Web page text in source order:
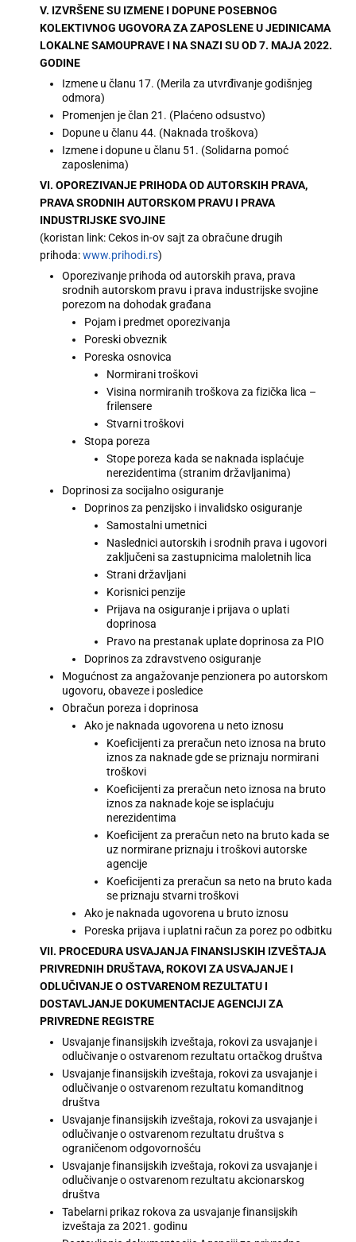
V. IZVRŠENE SU IZMENE I DOPUNE POSEBNOG
KOLEKTIVNOG UGOVORA ZA ZAPOSLENE U JEDINICAMA
LOKALNE SAMOUPRAVE I NA SNAZI SU OD 7. MAJA 2022.
GODINE
Izmene u članu 17. (Merila za utvrđivanje godišnjeg
odmora)
Promenjen je član 21. (Plaćeno odsustvo)
Dopune u članu 44. (Naknada troškova)
Izmene i dopune u članu 51. (Solidarna pomoć
zaposlenima)
VI. OPOREZIVANJE PRIHODA OD AUTORSKIH PRAVA,
PRAVA SRODNIH AUTORSKOM PRAVU I PRAVA
INDUSTRIJSKE SVOJINE
(koristan link: Cekos in-ov sajt za obračune drugih
prihoda:www.prihodi.rs)
Oporezivanje prihoda od autorskih prava, prava
srodnih autorskom pravu i prava industrijske svojine
porezom na dohodak građana
Pojam i predmet oporezivanja
Poreski obveznik
Poreska osnovica
Normirani troškovi
Visina normiranih troškova za fizička lica –
frilensere
Stvarni troškovi
Stopa poreza
Stope poreza kada se naknada isplaćuje
nerezidentima (stranim državljanima)
Doprinosi za socijalno osiguranje
Doprinos za penzijsko i invalidsko osiguranje
Samostalni umetnici
Naslednici autorskih i srodnih prava i ugovori
zaključeni sa zastupnicima maloletnih lica
Strani državljani
Korisnici penzije
Prijava na osiguranje i prijava o uplati
doprinosa
Pravo na prestanak uplate doprinosa za PIO
Doprinos za zdravstveno osiguranje
Mogućnost za angažovanje penzionera po autorskom
ugovoru, obaveze i posledice
Obračun poreza i doprinosa
Ako je naknada ugovorena u neto iznosu
Koeficijenti za preračun neto iznosa na bruto
iznos za naknade gde se priznaju normirani
troškovi
Koeficijenti za preračun neto iznosa na bruto
iznos za naknade koje se isplaćuju
nerezidentima
Koeficijent za preračun neto na bruto kada se
uz normirane priznaju i troškovi autorske
agencije
Koeficijenti za preračun sa neto na bruto kada
se priznaju stvarni troškovi
Ako je naknada ugovorena u bruto iznosu
Poreska prijava i uplatni račun za porez po odbitku
VII. PROCEDURA USVAJANJA FINANSIJSKIH IZVEŠTAJA
PRIVREDNIH DRUŠTAVA, ROKOVI ZA USVAJANJE I
ODLUČIVANJE O OSTVARENOM REZULTATU I
DOSTAVLJANJE DOKUMENTACIJE AGENCIJI ZA
PRIVREDNE REGISTRE
Usvajanje finansijskih izveštaja, rokovi za usvajanje i
odlučivanje o ostvarenom rezultatu ortačkog društva
Usvajanje finansijskih izveštaja, rokovi za usvajanje i
odlučivanje o ostvarenom rezultatu komanditnog
društva
Usvajanje finansijskih izveštaja, rokovi za usvajanje i
odlučivanje o ostvarenom rezultatu društva s
ograničenom odgovornošću
Usvajanje finansijskih izveštaja, rokovi za usvajanje i
odlučivanje o ostvarenom rezultatu akcionarskog
društva
Tabelarni prikaz rokova za usvajanje finansijskih
izveštaja za 2021. godinu